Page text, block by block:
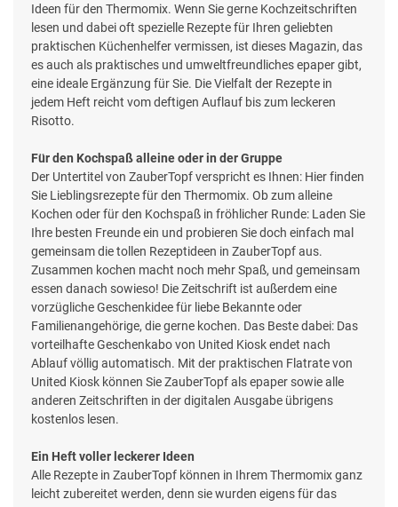
Ideen für den Thermomix. Wenn Sie gerne Kochzeitschriften
lesen und dabei oft spezielle Rezepte für Ihren geliebten
praktischen Küchenhelfer vermissen, ist dieses Magazin, das
es auch als praktisches und umweltfreundliches epaper gibt,
eine ideale Ergänzung für Sie. Die Vielfalt der Rezepte in
jedem Heft reicht vom deftigen Auflauf bis zum leckeren
Risotto.
Für den Kochspaß alleine oder in der Gruppe
Der Untertitel von ZauberTopf verspricht es Ihnen: Hier finden
Sie Lieblingsrezepte für den Thermomix. Ob zum alleine
Kochen oder für den Kochspaß in fröhlicher Runde: Laden Sie
Ihre besten Freunde ein und probieren Sie doch einfach mal
gemeinsam die tollen Rezeptideen in ZauberTopf aus.
Zusammen kochen macht noch mehr Spaß, und gemeinsam
essen danach sowieso! Die Zeitschrift ist außerdem eine
vorzügliche Geschenkidee für liebe Bekannte oder
Familienangehörige, die gerne kochen. Das Beste dabei: Das
vorteilhafte Geschenkabo von United Kiosk endet nach
Ablauf völlig automatisch. Mit der praktischen Flatrate von
United Kiosk können Sie ZauberTopf als epaper sowie alle
anderen Zeitschriften in der digitalen Ausgabe übrigens
kostenlos lesen.
Ein Heft voller leckerer Ideen
Alle Rezepte in ZauberTopf können in Ihrem Thermomix ganz
leicht zubereitet werden, denn sie wurden eigens für das